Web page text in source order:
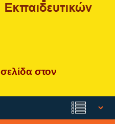
σελίδα στον